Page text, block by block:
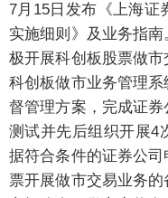
7月15日发布《上海证
实施细则》及业务指
极开展科创板股票做
科创板做市业务管理
督管理方案，完成证
测试并先后组织开展4
据符合条件的证券公
票开展做市交易业务